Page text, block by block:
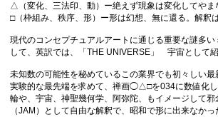
△（変化、三法印、動）ー絶えず現象は変化してやま
□（枠組み、秩序、形）ー形は幻想、無に還る。解釈は
現代のコンセプチュアルアートに通じる重要な謎多い
して、英訳では、「THE UNIVERSE」 宇宙として紹
未知数の可能性を秘めているこの業界でも初々しい最
実験的な最先端を求めて、禅画◯△□を034に数値化
輪や、宇宙、神聖幾何学、阿弥陀、もイメージして邪
（JAM）として自由な解釈で、昭和で形に出来なか